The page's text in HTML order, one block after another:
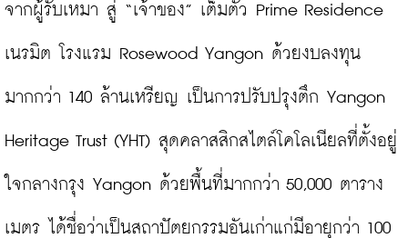
จากผู้รับเหมา สู่ “เจ้าของ” เต็มตัว Prime Residence
เนรมิต โรงแรม Rosewood Yangon ด้วยงบลงทุน
มากกว่า 140 ล้านเหรียญ เป็นการปรับปรุงตึก Yangon
Heritage Trust (YHT) สุดคลาสสิกสไตล์โคโลเนียลที่ตั้งอยู่
ใจกลางกรุง Yangon ด้วยพื้นที่มากกว่า 50,000 ตาราง
เมตร ได้ชื่อว่าเป็นสถาปัตยกรรมอันเก่าแก่มีอายุกว่า 100